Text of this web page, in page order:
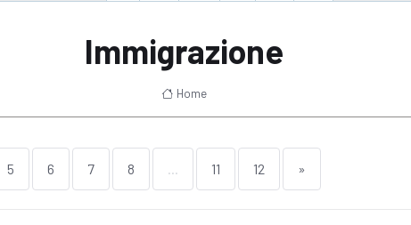
Immigrazione
Home
5 6 7 8 ... 11 12 »